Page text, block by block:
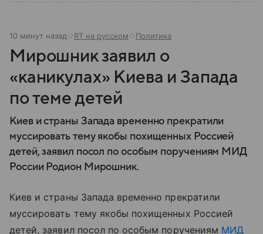
10 минут назад RT на русском Политика
Мирошник заявил о
«каникулах» Киева и Запада
по теме детей
Киев и страны Запада временно прекратили
муссировать тему якобы похищенных Россией
детей, заявил посол по особым поручениям МИД
России Родион Мирошник.
Киев и страны Запада временно прекратили
муссировать тему якобы похищенных Россией
детей, заявил посол по особым поручениям МИД